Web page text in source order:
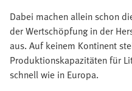
Dabei machen allein schon
der Wertschöpfung in der
aus. Auf keinem Kontinent
Produktionskapazitäten für
schnell wie in Europa.